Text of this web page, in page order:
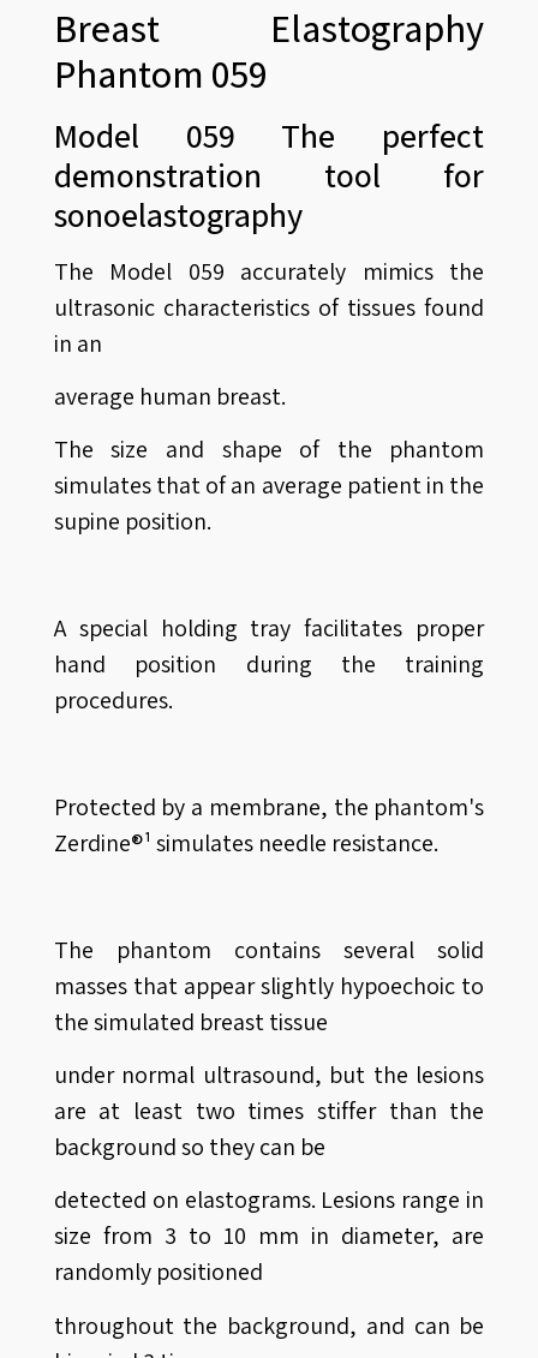
Breast Elastography
Phantom 059
Model 059 The perfect
demonstration tool for
sonoelastography
The Model 059 accurately mimics the
ultrasonic characteristics of tissues found
in an
average human breast.
The size and shape of the phantom
simulates that of an average patient in the
supine position.
A special holding tray facilitates proper
hand position during the training
procedures.
Protected by a membrane, the phantom's
Zerdine®¹ simulates needle resistance.
The phantom contains several solid
masses that appear slightly hypoechoic to
the simulated breast tissue
under normal ultrasound, but the lesions
are at least two times stiffer than the
background so they can be
detected on elastograms. Lesions range in
size from 3 to 10 mm in diameter, are
randomly positioned
throughout the background, and can be